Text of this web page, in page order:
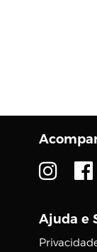
Ajuda e